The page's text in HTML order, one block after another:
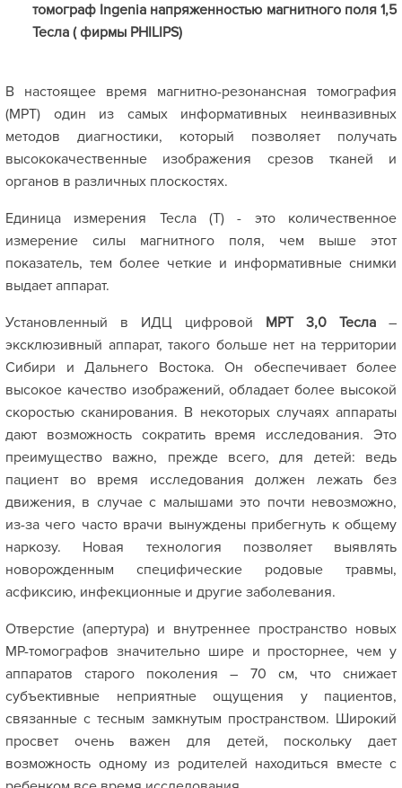
томограф Ingenia напряженностью магнитного поля 1,5
Тесла ( фирмы PHILIPS)
В настоящее время магнитно-резонансная томография
(МРТ) один из самых информативных неинвазивных
методов диагностики, который позволяет получать
высококачественные изображения срезов тканей и
органов в различных плоскостях.
Единица измерения Тесла (T) - это количественное
измерение силы магнитного поля, чем выше этот
показатель, тем более четкие и информативные снимки
выдает аппарат.
Установленный в ИДЦ цифровой МРТ 3,0 Тесла –
эксклюзивный аппарат, такого больше нет на территории
Сибири и Дальнего Востока. Он обеспечивает более
высокое качество изображений, обладает более высокой
скоростью сканирования. В некоторых случаях аппараты
дают возможность сократить время исследования. Это
преимущество важно, прежде всего, для детей: ведь
пациент во время исследования должен лежать без
движения, в случае с малышами это почти невозможно,
из-за чего часто врачи вынуждены прибегнуть к общему
наркозу. Новая технология позволяет выявлять
новорожденным специфические родовые травмы,
асфиксию, инфекционные и другие заболевания.
Отверстие (апертура) и внутреннее пространство новых
МР-томографов значительно шире и просторнее, чем у
аппаратов старого поколения – 70 см, что снижает
субъективные неприятные ощущения у пациентов,
связанные с тесным замкнутым пространством. Широкий
просвет очень важен для детей, поскольку дает
возможность одному из родителей находиться вместе с